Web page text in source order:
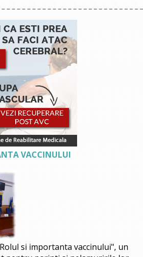
VACCINULUI
si importanta vaccinului", un